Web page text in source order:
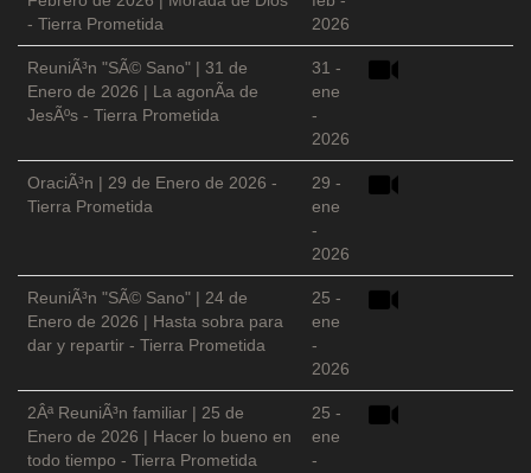
- Tierra Prometida
2026
ReuniÃ³n "SÃ© Sano" | 31 de
Enero de 2026 | La agonÃ­a de
JesÃºs - Tierra Prometida
31 -
ene
-
2026
OraciÃ³n | 29 de Enero de 2026 -
Tierra Prometida
29 -
ene
-
2026
ReuniÃ³n "SÃ© Sano" | 24 de
Enero de 2026 | Hasta sobra para
dar y repartir - Tierra Prometida
25 -
ene
-
2026
2Âª ReuniÃ³n familiar | 25 de
Enero de 2026 | Hacer lo bueno en
todo tiempo - Tierra Prometida
25 -
ene
-